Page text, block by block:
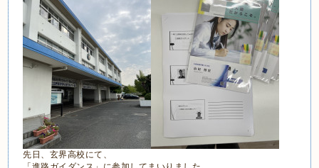
先日、玄界高校にて、